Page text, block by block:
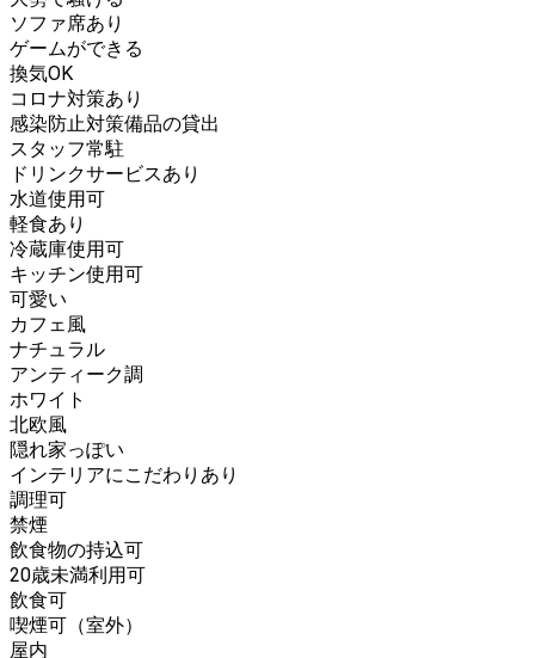
ソファ席あり
ゲームができる
換気OK
コロナ対策あり
感染防止対策備品の貸出
スタッフ常駐
ドリンクサービスあり
水道使用可
軽食あり
冷蔵庫使用可
キッチン使用可
可愛い
カフェ風
ナチュラル
アンティーク調
ホワイト
北欧風
隠れ家っぽい
インテリアにこだわりあり
調理可
禁煙
飲食物の持込可
20歳未満利用可
飲食可
喫煙可（室外）
屋内